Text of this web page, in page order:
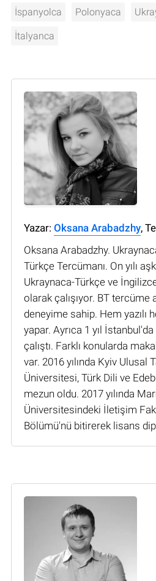
İspanyolca Polonyaca
İtalyanca
Yazar: Oksana Arabadzhy,
Oksana Arabadzhy.
Türkçe Tercümanı. On yılı
Ukraynaca-Türkçe ve
olarak çalışıyor. BT tercüme
deneyime sahip. Hem yazılı
yapar. Ayrıca 1 yıl
çalıştı. Farklı konularda
var. 2016 yılında Kyiv Ulusal
Üniversitesi, Türk Dili ve
mezun oldu. 2017 yılında
Üniversitesindeki İletişim
Bölümü'nü bitirerek lisans